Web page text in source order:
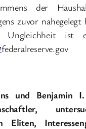
der
zuvor
Ungleichheit ist
federalreserve.gov
und Benjamin I.
Eliten,